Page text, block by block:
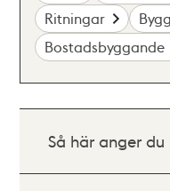
Ritningar
Bostadsbyggande
Så här anger